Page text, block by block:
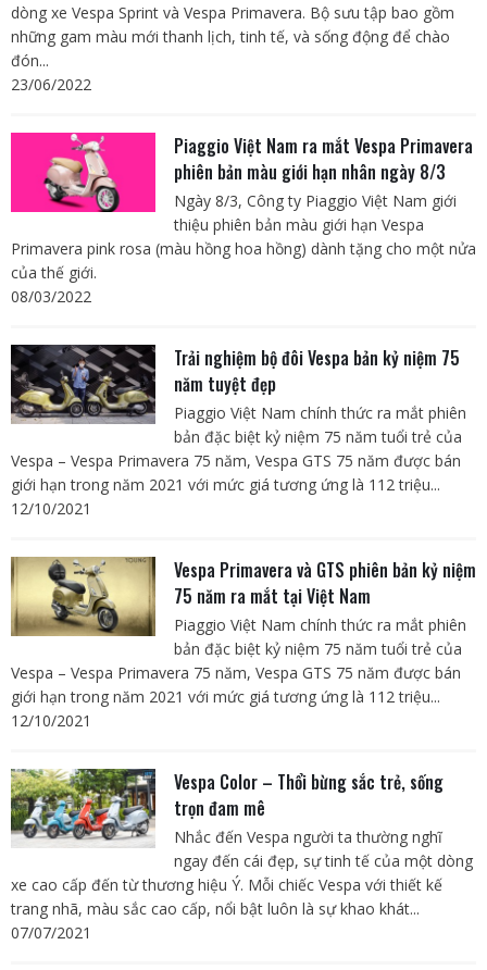
dòng xe Vespa Sprint và Vespa Primavera. Bộ sưu tập bao gồm
những gam màu mới thanh lịch, tinh tế, và sống động để chào
đón...
23/06/2022
Piaggio Việt Nam ra mắt Vespa Primavera
phiên bản màu giới hạn nhân ngày 8/3
Ngày 8/3, Công ty Piaggio Việt Nam giới
thiệu phiên bản màu giới hạn Vespa
Primavera pink rosa (màu hồng hoa hồng) dành tặng cho một nửa
của thế giới.
08/03/2022
Trải nghiệm bộ đôi Vespa bản kỷ niệm 75
năm tuyệt đẹp
Piaggio Việt Nam chính thức ra mắt phiên
bản đặc biệt kỷ niệm 75 năm tuổi trẻ của
Vespa – Vespa Primavera 75 năm, Vespa GTS 75 năm được bán
giới hạn trong năm 2021 với mức giá tương ứng là 112 triệu...
12/10/2021
Vespa Primavera và GTS phiên bản kỷ niệm
75 năm ra mắt tại Việt Nam
Piaggio Việt Nam chính thức ra mắt phiên
bản đặc biệt kỷ niệm 75 năm tuổi trẻ của
Vespa – Vespa Primavera 75 năm, Vespa GTS 75 năm được bán
giới hạn trong năm 2021 với mức giá tương ứng là 112 triệu...
12/10/2021
Vespa Color – Thổi bừng sắc trẻ, sống
trọn đam mê
Nhắc đến Vespa người ta thường nghĩ
ngay đến cái đẹp, sự tinh tế của một dòng
xe cao cấp đến từ thương hiệu Ý. Mỗi chiếc Vespa với thiết kế
trang nhã, màu sắc cao cấp, nổi bật luôn là sự khao khát...
07/07/2021